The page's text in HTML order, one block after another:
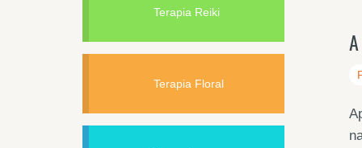
Terapia Reiki
Terapia Floral